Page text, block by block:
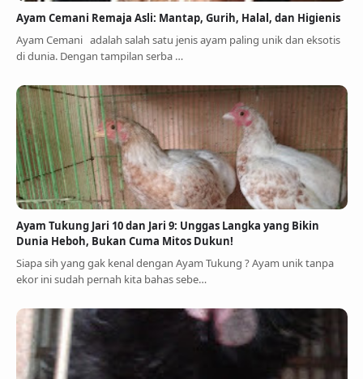
Ayam Cemani Remaja Asli: Mantap, Gurih, Halal, dan Higienis
Ayam Cemani adalah salah satu jenis ayam paling unik dan eksotis
di dunia. Dengan tampilan serba …
Ayam Tukung Jari 10 dan Jari 9: Unggas Langka yang Bikin
Dunia Heboh, Bukan Cuma Mitos Dukun!
Siapa sih yang gak kenal dengan Ayam Tukung ? Ayam unik tanpa
ekor ini sudah pernah kita bahas sebe…